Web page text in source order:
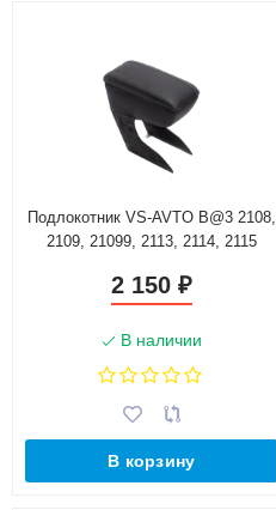
Подлокотник VS-AVTO B@3 2108,
2109, 21099, 2113, 2114, 2115
2 150 ₽
В наличии
В корзину